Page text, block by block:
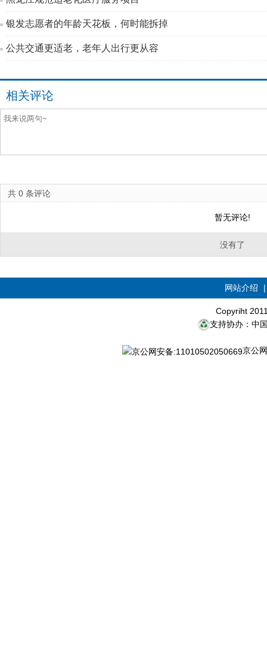
银发志愿者的年龄天花板，何时能拆掉
公共交通更适老，老年人出行更从容
相关评论
共 0 条评论
暂无评论!
没有了
网站介绍
Copyriht
支持协办：中
京公